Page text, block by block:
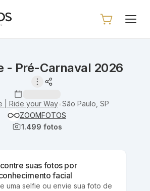
- Pré-Carnaval 2026
| Ride your Way São Paulo, SP
ZOOMFOTOS
1.499 fotos
suas fotos por
facial
uma selfie ou envie sua foto de